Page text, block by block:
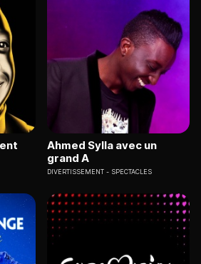
Ahmed Sylla avec un
grand A
DIVERTISSEMENT SPECTACLES